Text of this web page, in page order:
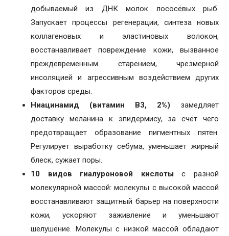
добываемый из ДНК молок лососёвых рыб.
Запускает процессы регенерации, синтеза новых
коллагеновых и эластиновых волокон,
восстанавливает повреждение кожи, вызванное
преждевременным старением, чрезмерной
инсоляцией и агрессивным воздействием других
факторов среды.
Ниацинамид (витамин B3, 2%) замедляет
доставку меланина к эпидермису, за счёт чего
предотвращает образование пигментных пятен.
Регулирует выработку себума, уменьшает жирный
блеск, сужает поры.
10 видов гиалуроновой кислотыс разной
молекулярной массой: молекулы с высокой массой
восстанавливают защитный барьер на поверхности
кожи, ускоряют заживление и уменьшают
шелушение. Молекулы с низкой массой обладают